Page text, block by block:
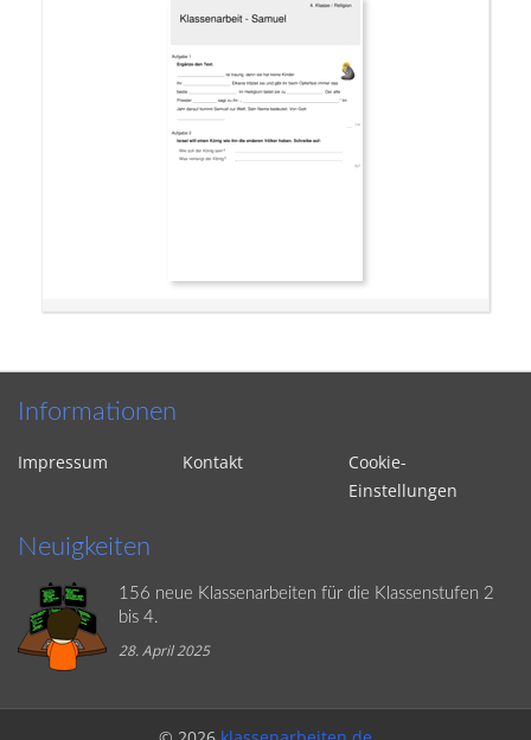
Informationen
Impressum Kontakt
Cookie-
Einstellungen
Neuigkeiten
156 neue Klassenarbeiten für die Klassenstufen 2
bis 4.
28. April 2025